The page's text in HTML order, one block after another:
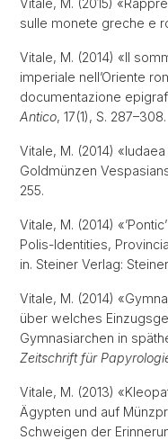
Vitale, M. (2015)
sulle monete greche e
Vitale, M. (2014) «Il
imperiale nell’Oriente
documentazione
Antico, 17(1), S.
Vitale, M. (2014)
Goldmünzen
255.
Vitale, M. (2014)
Polis-Identities,
in. Steiner Verlag:
Vitale, M. (2014)
über welches
Gymnasiarchen in
Zeitschrift für
Vitale, M. (2013)
Ägypten und auf
Schweigen der